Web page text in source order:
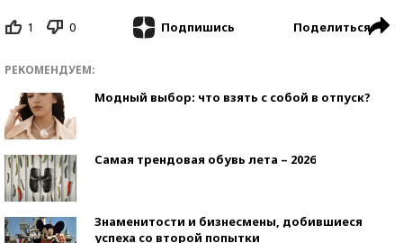
1 0 Подпишись Поделиться
РЕКОМЕНДУЕМ:
Модный выбор: что взять с собой в отпуск?
Самая трендовая обувь лета – 2026
Знаменитости и бизнесмены, добившиеся
успеха со второй попытки